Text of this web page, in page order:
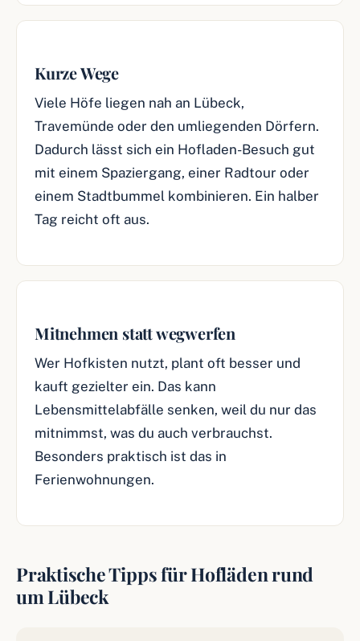
Kurze Wege
Viele Höfe liegen nah an Lübeck,
Travemünde oder den umliegenden Dörfern.
Dadurch lässt sich ein Hofladen-Besuch gut
mit einem Spaziergang, einer Radtour oder
einem Stadtbummel kombinieren. Ein halber
Tag reicht oft aus.
Mitnehmen statt wegwerfen
Wer Hofkisten nutzt, plant oft besser und
kauft gezielter ein. Das kann
Lebensmittelabfälle senken, weil du nur das
mitnimmst, was du auch verbrauchst.
Besonders praktisch ist das in
Ferienwohnungen.
Praktische Tipps für Hofläden rund
um Lübeck